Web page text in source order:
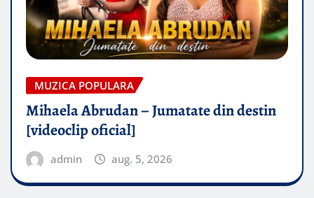
MUZICA POPULARA
Mihaela Abrudan – Jumatate din destin
[videoclip oficial]
admin aug. 5, 2026